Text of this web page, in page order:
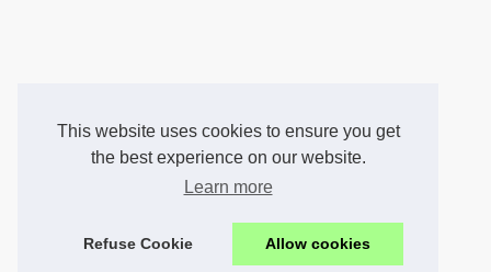
This website uses cookies to ensure you get
the best experience on our website.
Learn more
Refuse Cookie Allow cookies